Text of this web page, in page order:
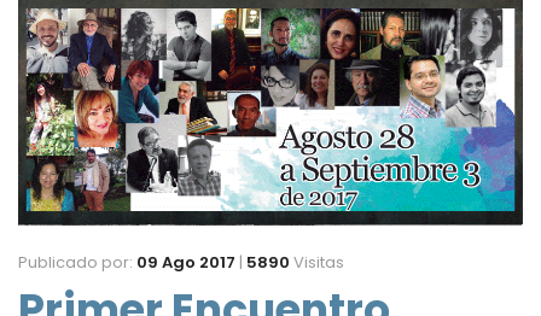
Publicado por: 09 Ago 2017 | 5890 Visitas